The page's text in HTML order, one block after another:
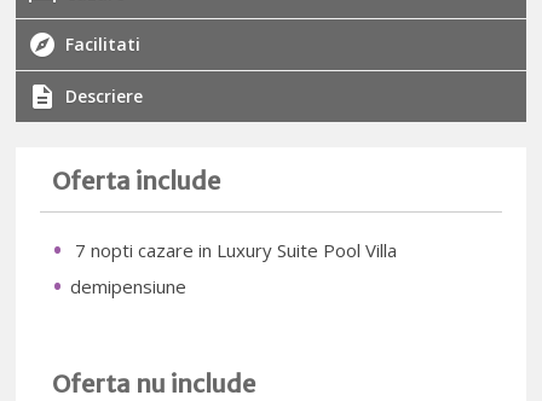
Facilitati
Descriere
Oferta include
7 nopti cazare in Luxury Suite Pool Villa
demipensiune
Oferta nu include